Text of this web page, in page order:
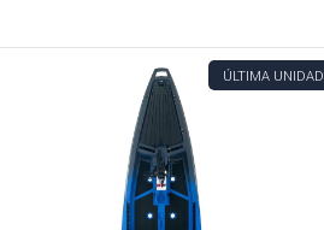
ÚLTIMA UNIDAD